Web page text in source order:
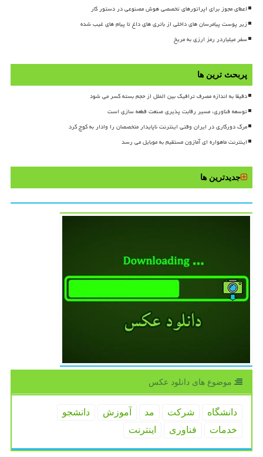
اعطای مجوز برای اپراتورهای تخصصی هوش مصنوعی در دستور کار
زیر پوست پیامرسان های داخلی از باتری های داغ تا پیام های غیب شده
سفر میلیاردر رمز ارزی به مریخ
پربحث ترین ها
دقیقا به اندازه مصرف ترافیک بین الملل از حجم بسته کسر می شود
توسعه فناوری، مسیر رقابت پذیری صنعت قطعه سازی است
مرگ دورکاری در ایران وقتی اینترنت ناپایدار متخصصان را وادار به کوچ کرد
اینترنت ماهواره ای آمازون مستقیم به موبایل می رسد
جدیدترین ها
موضوع های دانلود عكس
دانشگاه شركت مد آموزش
دانشجو
خدمات
فناوری اینترنت